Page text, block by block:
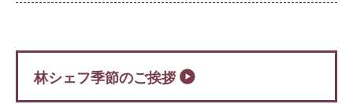
林シェフ季節のご挨拶